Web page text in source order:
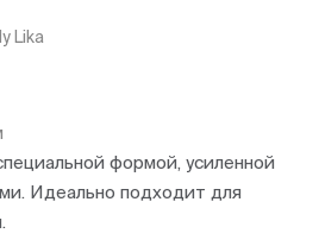
Lika
формой, усиленной
Идеально подходит для